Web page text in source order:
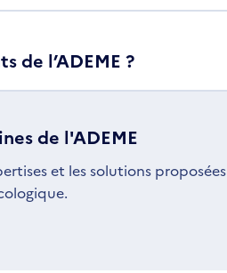
de l’ADEME ?
de l'ADEME
et les solutions proposées